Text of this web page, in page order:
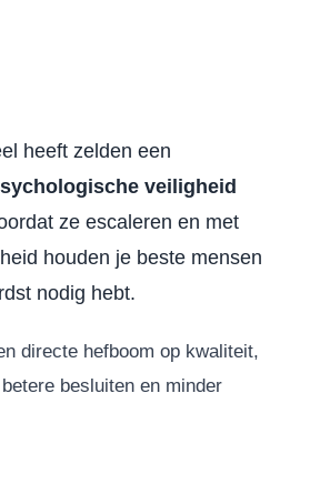
heeft zelden een
veiligheid
ze escaleren en met
houden je beste mensen
nodig hebt.
directe hefboom op kwaliteit,
besluiten en minder